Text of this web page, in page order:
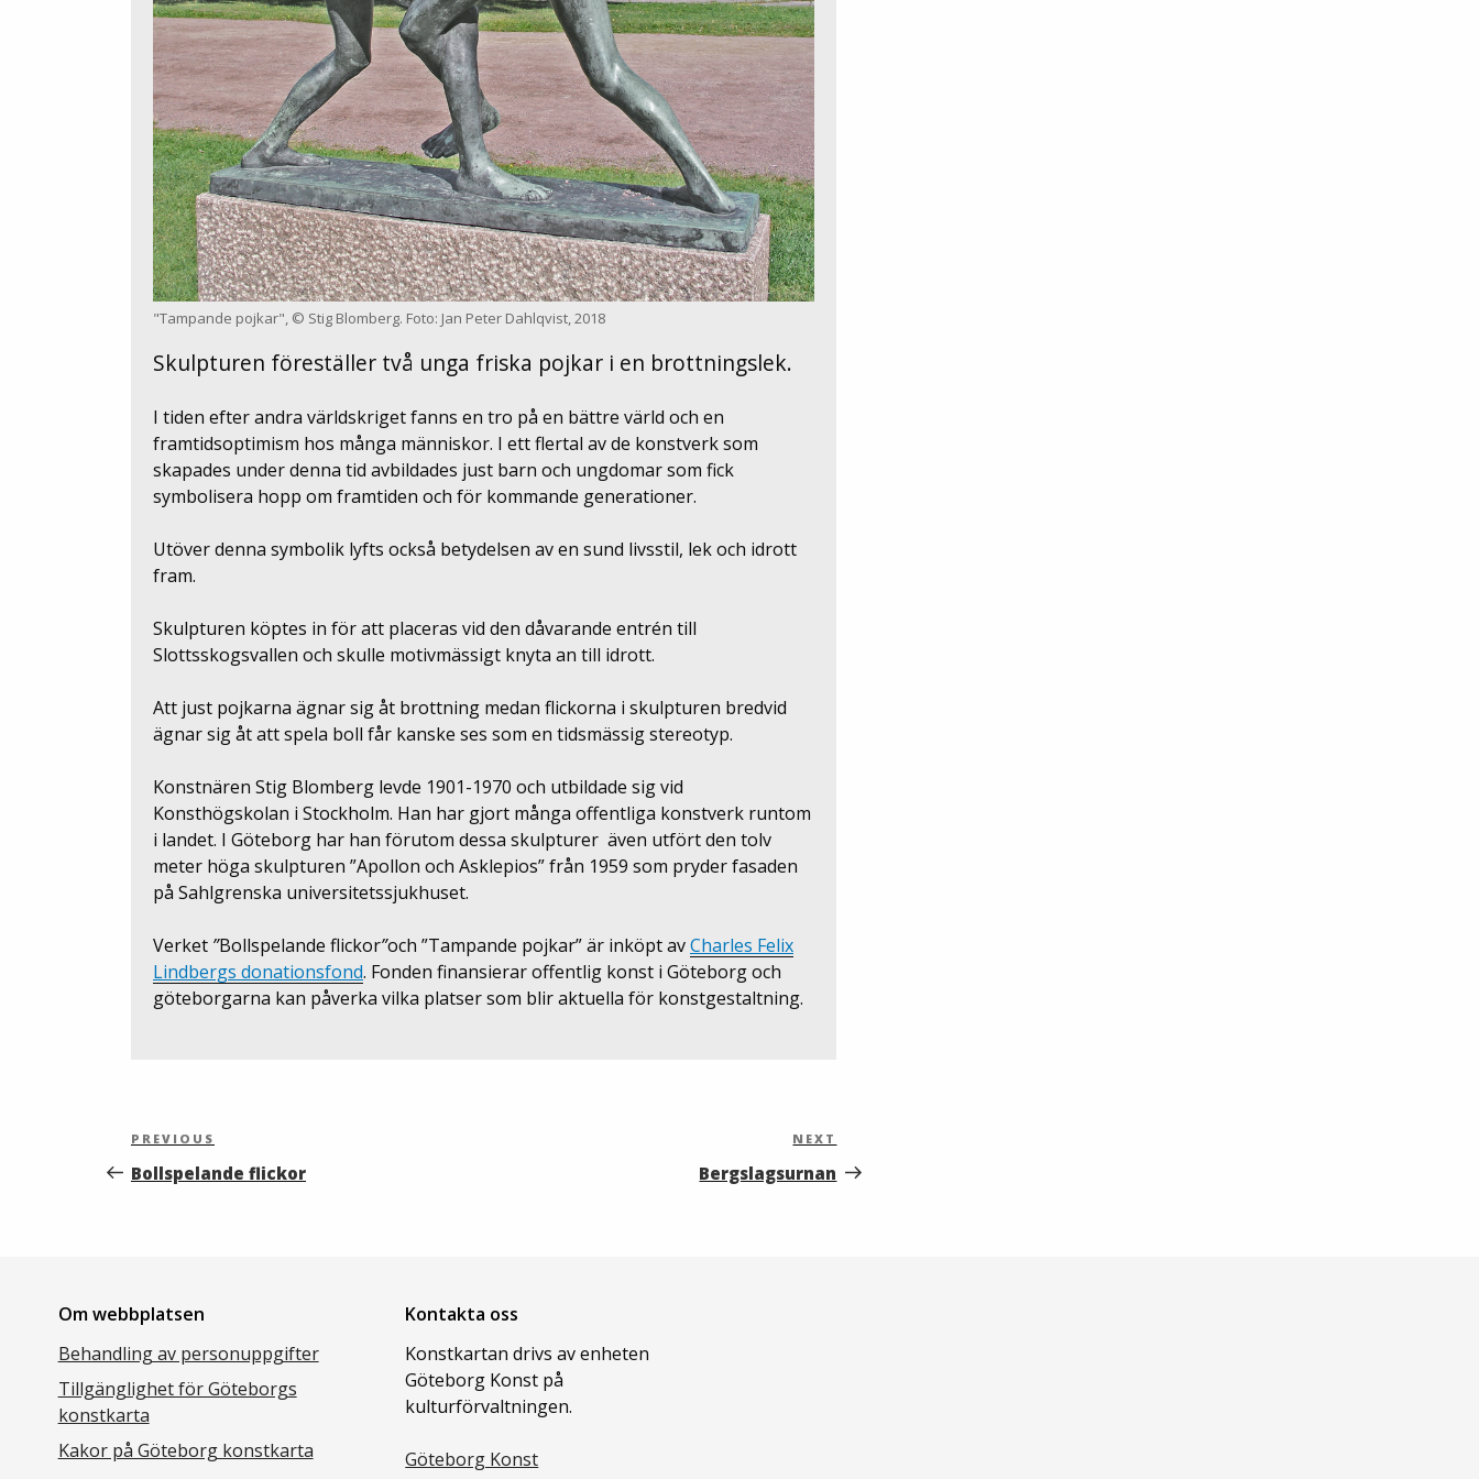
"Tampande pojkar", © Stig Blomberg. Foto: Jan Peter Dahlqvist, 2018
Skulpturen föreställer två unga friska pojkar i en brottningslek.
I tiden efter andra världskriget fanns en tro på en bättre värld och en
framtidsoptimism hos många människor. I ett flertal av de konstverk som
skapades under denna tid avbildades just barn och ungdomar som fick
symbolisera hopp om framtiden och för kommande generationer.
Utöver denna symbolik lyfts också betydelsen av en sund livsstil, lek och idrott
fram.
Skulpturen köptes in för att placeras vid den dåvarande entrén till
Slottsskogsvallen och skulle motivmässigt knyta an till idrott.
Att just pojkarna ägnar sig åt brottning medan flickorna i skulpturen bredvid
ägnar sig åt att spela boll får kanske ses som en tidsmässig stereotyp.
Konstnären Stig Blomberg levde 1901-1970 och utbildade sig vid
Konsthögskolan i Stockholm. Han har gjort många offentliga konstverk runtom
i landet. I Göteborg har han förutom dessa skulpturer även utfört den tolv
meter höga skulpturen ”Apollon och Asklepios” från 1959 som pryder fasaden
på Sahlgrenska universitetssjukhuset.
Verket ”Bollspelande flickor”och ”Tampande pojkar” är inköpt avCharles Felix
Lindbergs donationsfond. Fonden finansierar offentlig konst i Göteborg och
göteborgarna kan påverka vilka platser som blir aktuella för konstgestaltning.
Inläggsnavigering
Previous
Post
PREVIOUS
Bollspelande flickor
Next
Post
NEXT
Bergslags­urnan
Om webbplatsen
Behandling av personuppgifter
Tillgänglighet för Göteborgs
konstkarta
Kakor på Göteborg konstkarta
Kontakta oss
Konstkartan drivs av enheten
Göteborg Konst på
kulturförvaltningen.
Göteborg Konst